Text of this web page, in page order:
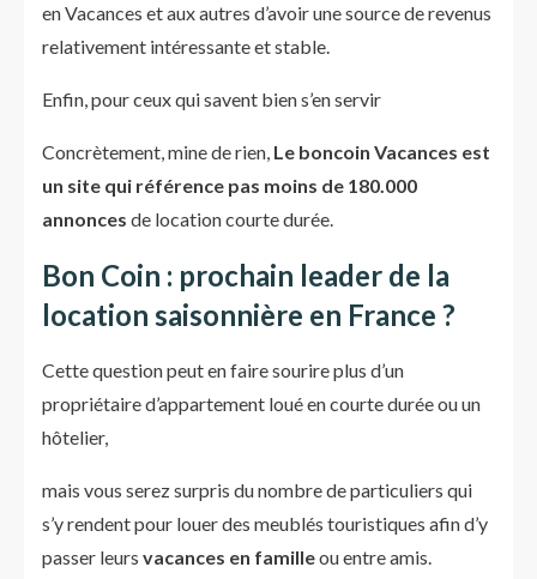
en Vacances et aux autres d’avoir une source de revenus
relativement intéressante et stable.
Enfin, pour ceux qui savent bien s’en servir
Concrètement, mine de rien, Le boncoin Vacances est
un site qui référence pas moins de 180.000
annonces de location courte durée.
Bon Coin : prochain leader de la
location saisonnière en France ?
Cette question peut en faire sourire plus d’un
propriétaire d’appartement loué en courte durée ou un
hôtelier,
mais vous serez surpris du nombre de particuliers qui
s’y rendent pour louer des meublés touristiques afin d’y
passer leurs vacances en familleou entre amis.